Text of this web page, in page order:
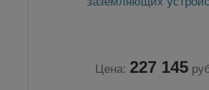
Цена: 227 145